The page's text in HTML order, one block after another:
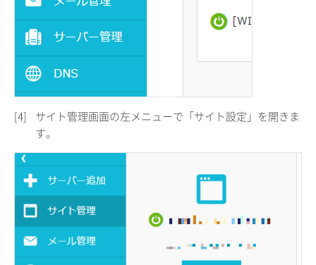
[4]
サイト管理画面の左メニューで「サイト設定」を開きま
す。